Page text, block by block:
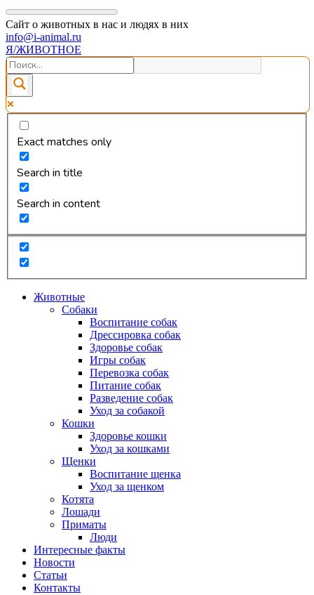
Сайт о животных в нас и людях в них
info@i-animal.ru
Я/ЖИВОТНОЕ
Exact matches only
Search in title
Search in content
Животные
Собаки
Воспитание собак
Дрессировка собак
Здоровье собак
Игры собак
Перевозка собак
Питание собак
Разведение собак
Уход за собакой
Кошки
Здоровье кошки
Уход за кошками
Щенки
Воспитание щенка
Уход за щенком
Котята
Лошади
Приматы
Люди
Интересные факты
Новости
Статьи
Контакты